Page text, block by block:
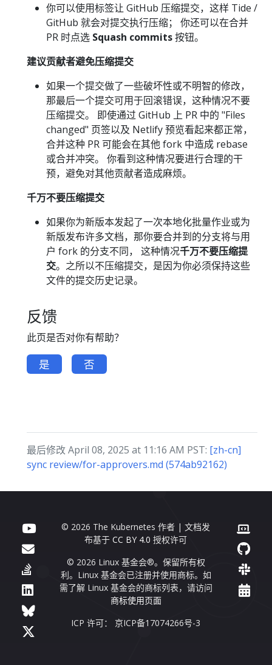
你可以使用标签让 GitHub 压缩提交，这样 Tide /
GitHub 就会对提交执行压缩； 你还可以在合并
PR 时点选 Squash commits按钮。
建议贡献者避免压缩提交
如果一个提交做了一些破坏性或不明智的修改，
那最后一个提交可用于回滚错误，这种情况不要
压缩提交。 即使通过 GitHub 上 PR 中的 "Files
changed" 页签以及 Netlify 预览看起来都正常，
合并这种 PR 可能会在其他 fork 中造成 rebase
或合并冲突。 你看到这种情况要进行合理的干
预，避免对其他贡献者造成麻烦。
千万不要压缩提交
如果你为新版本发起了一次本地化批量作业或为
新版发布许多文档，那你要合并到的分支将与用
户 fork 的分支不同， 这种情况千万不要压缩提
交。之所以不压缩提交，是因为你必须保持这些
文件的提交历史记录。
反馈
此页是否对你有帮助？
是 否
最后修改 April 08, 2025 at 11:16 AM PST: [zh-cn]
sync review/for-approvers.md (574ab92162)
© 2026 The Kubernetes 作者 | 文档发
布基于CC BY 4.0 授权许可
© 2026 Linux 基金会®。保留所有权
利。Linux 基金会已注册并使用商标。如
需了解 Linux 基金会的商标列表，请访问
商标使用页面
ICP 许可： 京ICP备17074266号-3